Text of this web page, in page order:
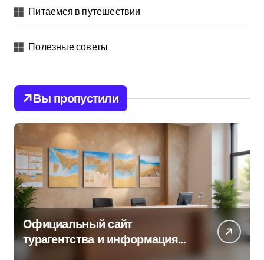
Питаемся в путешествии
Полезные советы
Вы пропустили
Официальный сайт
турагентства и информация